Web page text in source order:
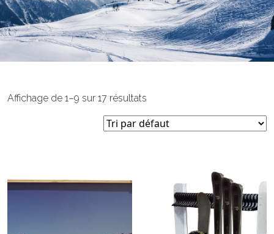
Affichage de 1–9 sur 17 résultats